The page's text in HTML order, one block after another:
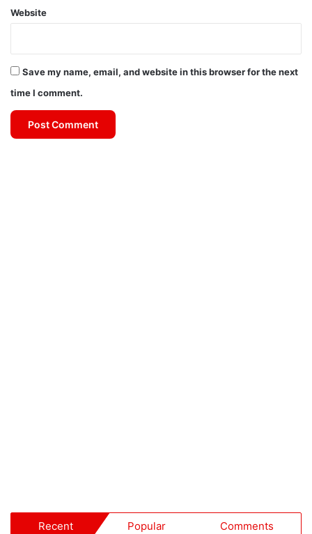
Website
Save my name, email, and website in this browser for the next
time I comment.
Recent Popular Comments